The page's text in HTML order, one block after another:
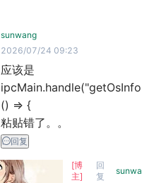
sunwang
2026/07/24 09:23
应该是
() => {
粘贴错了。。
回复
[博
主]
回
复